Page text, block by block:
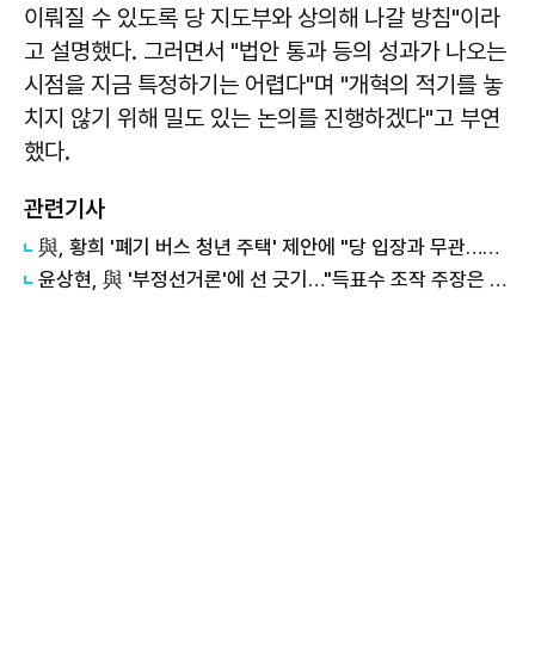
이뤄질 수 있도록 당 지도부와 상의해 나갈 방침"이라
고 설명했다. 그러면서 "법안 통과 등의 성과가 나오는
시점을 지금 특정하기는 어렵다"며 "개혁의 적기를 놓
치지 않기 위해 밀도 있는 논의를 진행하겠다"고 부연
했다.
관련기사
與, 황희 '폐기 버스 청년 주택' 제안에 "당 입장과 무관…개인 의견"
윤상현, 與 '부정선거론'에 선 긋기…"득표수 조작 주장은 선동"